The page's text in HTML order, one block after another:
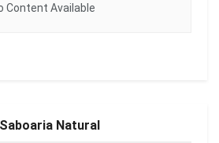
Content Available
Natural